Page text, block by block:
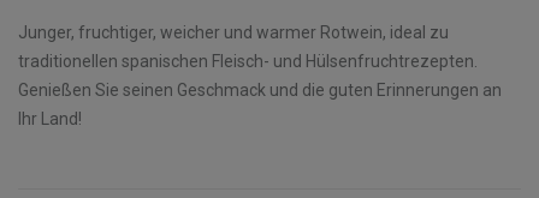
Junger, fruchtiger, weicher und warmer Rotwein, ideal zu
traditionellen spanischen Fleisch- und Hülsenfruchtrezepten.
Genießen Sie seinen Geschmack und die guten Erinnerungen an
Ihr Land!